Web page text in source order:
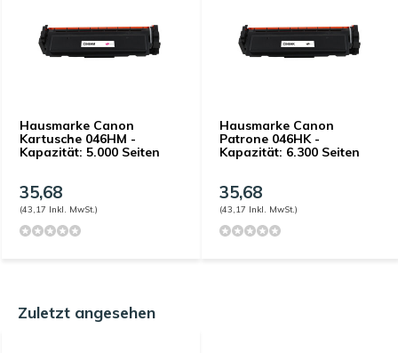
Hausmarke Canon
Kartusche 046HM -
Kapazität: 5.000 Seiten
35,68
(43,17 Inkl. MwSt.)
Hausmarke Canon
Patrone 046HK -
Kapazität: 6.300 Seiten
35,68
(43,17 Inkl. MwSt.)
Zuletzt angesehen